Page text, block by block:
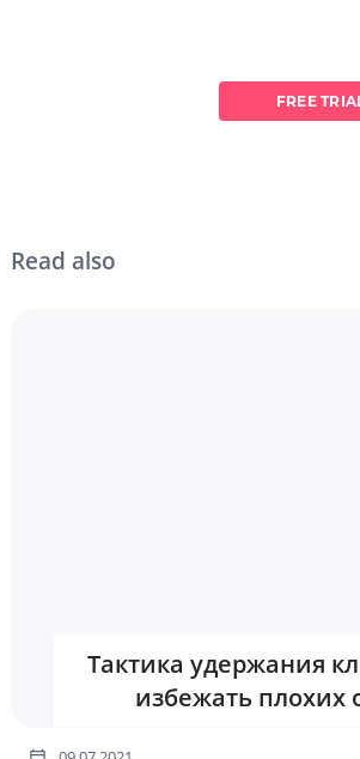
FREE
Read also
Тактика удержания
избежать плохих